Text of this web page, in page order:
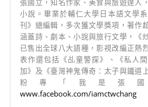
小說。畢業於輔仁大學日本語文學
刊》總編輯，多次獲文學獎項，著作
涵蓋詩、劇本、小說與旅行文學，《
已售出全球八大語種，影視改編正熱
表作還包括《乩童警探》、《私人
加》及《臺灣神鬼傳奇：太子與鐵道
粉專「我是張
www.facebook.com/iamctwchang